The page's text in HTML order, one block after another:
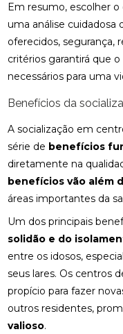
Em resumo, escolher
uma análise cuidadosa
oferecidos, segurança,
critérios garantirá que
necessários para uma
Benefícios da
A socialização em
série de benefícios
diretamente na
benefícios vão além
áreas importantes da
Um dos principais
solidão e do
entre os idosos,
seus lares. Os centros
propício para fazer
outros residentes,
valioso.